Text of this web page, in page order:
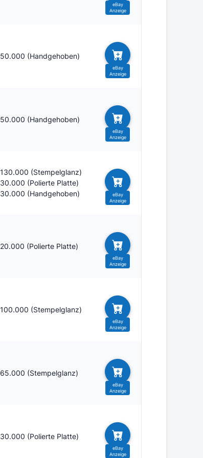
50.000 (Handgehoben)
50.000 (Handgehoben)
130.000 (Stempelglanz)
30.000 (Polierte Platte)
30.000 (Handgehoben)
20.000 (Polierte Platte)
100.000 (Stempelglanz)
65.000 (Stempelglanz)
30.000 (Polierte Platte)